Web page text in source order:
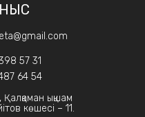
57 31
64 54
ықшам
көшесі – 11.